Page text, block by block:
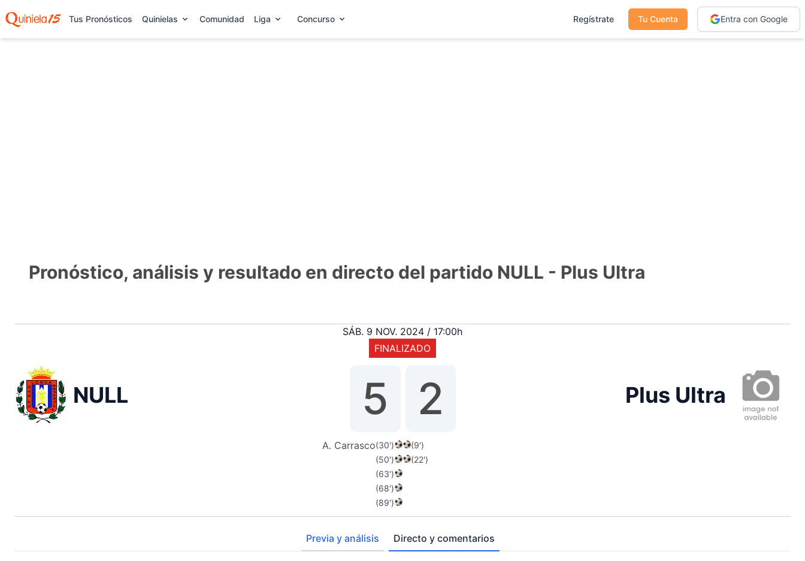
Tus Pronósticos Quinielas Comunidad Liga Concurso Regístrate Tu Cuenta Entra con Google
Pronóstico, análisis y resultado en directo del partido NULL - Plus Ultra
SÁB. 9 NOV. 2024 / 17:00h
FINALIZADO
NULL 5 2 Plus Ultra
A. Carrasco(30')
(50')
(63')
(68')
(89')
(9')
(22')
Previa y análisis Directo y comentarios